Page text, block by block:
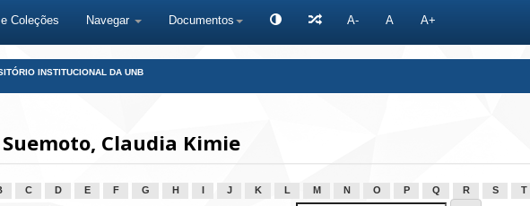
Coleções Navegar Documentos A- A A+
INSTITUCIONAL DA UNB
Claudia Kimie
C D E F G H J K L M N O P Q R S T